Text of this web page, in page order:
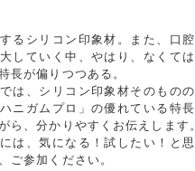
るシリコン印象材。また、口
していく中、やはり、なくて
長が偏りつつある。
は、シリコン印象材そのもの
ニガムプロ」の優れている特
ら、分かりやすくお伝えします。
は、気になる！試したい！と
ご参加ください。